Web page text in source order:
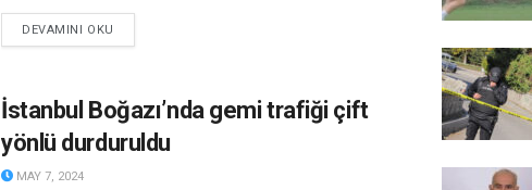
DEVAMINI OKU
İstanbul Boğazı’nda gemi trafiği çift
yönlü durduruldu
MAY 7, 2024